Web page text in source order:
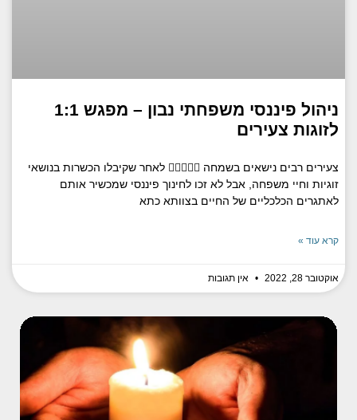
ניהול פיננסי משפחתי נבון – מפגש 1:1
לזוגות צעירים
צעירים רבים נישאים בשמחה 👩🏼‍❤️‍👨🏼 לאחר שקיבלו הכשרות בנושאי
זוגיות וחיי משפחה, אבל לא זכו לחינוך פיננסי שמכשיר אותם
לאתגרים הכלכליים של החיים בצוותא כתא
קרא עוד »
אוקטובר 28, 2022 אין תגובות